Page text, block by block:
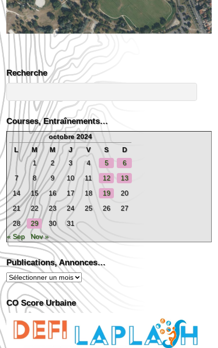
Recherche
Courses, Entraînements…
octobre 2024
L
M M J V S
D
1
2 3 4 5
6
7
8 9 10 11 12
13
14
15 16 17 18 19
20
21
22 23 24 25 26
27
28
29 30
31
« Sep
Nov »
Publications, Annonces…
Publications,
Annonces…
CO Score Urbaine